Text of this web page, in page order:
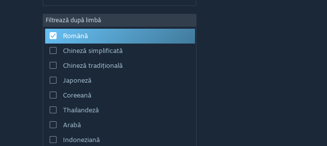
Filtrează după limbă
Română
Chineză simplificată
Chineză tradițională
Japoneză
Coreeană
Thailandeză
Arabă
Indoneziană